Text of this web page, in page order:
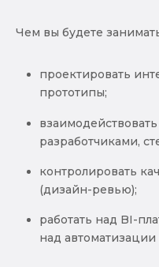
Чем вы будете
проектировать
прототипы;
разработчиками,
контролировать
(дизайн-ревью);
работать над BI-
над автоматизации